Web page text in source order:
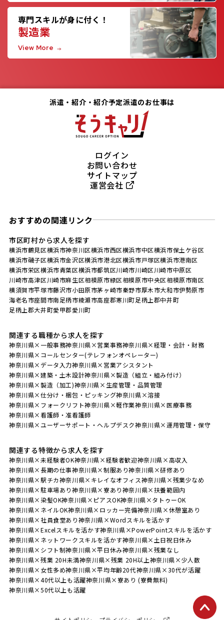
専門スキルが身に付く！
製造業
View More
派遣・紹介・紹介予定派遣のお仕事は
ログイン
お問い合わせ
サイトマップ
運営会社
おすすめの関連リンク
市区町村から求人を探す
横浜市鶴見区横浜市神奈川区横浜市西区横浜市中区横浜市保土ケ谷区
横浜市磯子区横浜市金沢区横浜市港北区横浜市戸塚区横浜市港南区
横浜市栄区横浜市青葉区横浜市都筑区川崎市川崎区川崎市中原区
川崎市高津区川崎市麻生区相模原市緑区相模原市中央区相模原市南区
横須賀市平塚市藤沢市小田原市茅ヶ崎市秦野市厚木市大和市伊勢原市
海老名市座間市南足柄市綾瀬市高座郡寒川町足柄上郡中井町
足柄上郡大井町愛甲郡愛川町
関連する職種から求人を探す
神奈川県×一般事務神奈川県×営業事務神奈川県×経理・会計・財務
神奈川県×コールセンター(テレフォンオペレーター)
神奈川県×データ入力神奈川県×営業アシスタント
神奈川県×建築・土木設計神奈川県×製造（組立・組み付け）
神奈川県×製造（加工)神奈川県×生産管理・品質管理
神奈川県×仕分け・梱包・ピッキング神奈川県×溶接
神奈川県×フォークリフト神奈川県×軽作業神奈川県×医療事務
神奈川県×看護師・准看護師
神奈川県×ユーザーサポート・ヘルプデスク神奈川県×運用管理・保守
関連する特徴から求人を探す
神奈川県×未経験者OK神奈川県×経験者歓迎神奈川県×高収入
神奈川県×長期の仕事神奈川県×制服あり神奈川県×研修あり
神奈川県×駅チカ神奈川県×キレイなオフィス神奈川県×残業少なめ
神奈川県×駐車場あり神奈川県×寮あり神奈川県×扶養範囲内
神奈川県×染髪OK神奈川県×ピアスOK神奈川県×タトゥーOK
神奈川県×ネイルOK神奈川県×ロッカー完備神奈川県×休憩室あり
神奈川県×社員食堂あり神奈川県×Wordスキルを活かす
神奈川県×Excelスキルを活かす神奈川県×PowerPointスキルを活かす
神奈川県×ネットワークスキルを活かす神奈川県×土日祝日休み
神奈川県×シフト制神奈川県×平日休み神奈川県×残業なし
神奈川県×残業 20H未満神奈川県×残業 20H以上神奈川県×少人数
神奈川県×女性多め神奈川県×平均年齢20代神奈川県×30代が活躍
神奈川県×40代以上も活躍神奈川県×寮あり (寮費無料)
神奈川県×50代以上も活躍